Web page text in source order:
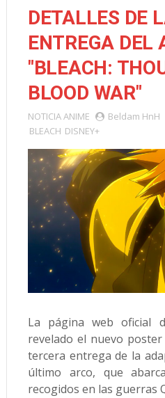
DETALLES DE
ENTREGA DEL
"BLEACH:
BLOOD WAR"
NOTICIAANIME Beldam HnH
BLEACH DISNEY+
La página web oficial
revelado el nuevo
tercera entrega de la
último arco, que
recogidos en las guerras